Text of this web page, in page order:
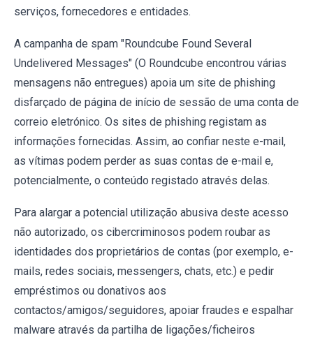
serviços, fornecedores e entidades.
A campanha de spam "Roundcube Found Several
Undelivered Messages" (O Roundcube encontrou várias
mensagens não entregues) apoia um site de phishing
disfarçado de página de início de sessão de uma conta de
correio eletrónico. Os sites de phishing registam as
informações fornecidas. Assim, ao confiar neste e-mail,
as vítimas podem perder as suas contas de e-mail e,
potencialmente, o conteúdo registado através delas.
Para alargar a potencial utilização abusiva deste acesso
não autorizado, os cibercriminosos podem roubar as
identidades dos proprietários de contas (por exemplo, e-
mails, redes sociais, messengers, chats, etc.) e pedir
empréstimos ou donativos aos
contactos/amigos/seguidores, apoiar fraudes e espalhar
malware através da partilha de ligações/ficheiros